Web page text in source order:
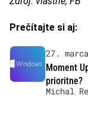
Prečítajte si aj:
27.
Moment
prioritne?
Michal